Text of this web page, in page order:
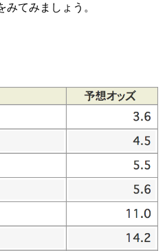
みてみましょう。